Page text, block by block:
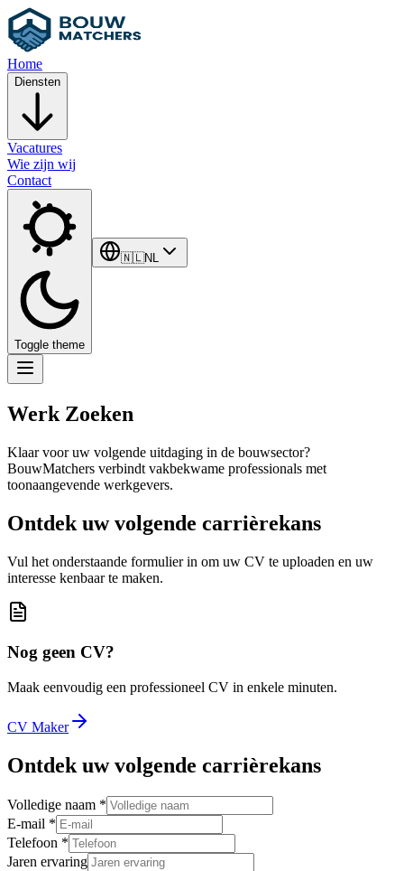
Home
Diensten
Vacatures
Wie zijn wij
Contact
Toggle theme
🇳🇱NL
Werk Zoeken
Klaar voor uw volgende uitdaging in de bouwsector?
BouwMatchers verbindt vakbekwame professionals met
toonaangevende werkgevers.
Ontdek uw volgende carrièrekans
Vul het onderstaande formulier in om uw CV te uploaden en uw
interesse kenbaar te maken.
Nog geen CV?
Maak eenvoudig een professioneel CV in enkele minuten.
CV Maker
Ontdek uw volgende carrièrekans
Volledige naam *
E-mail *
Telefoon *
Jaren ervaring